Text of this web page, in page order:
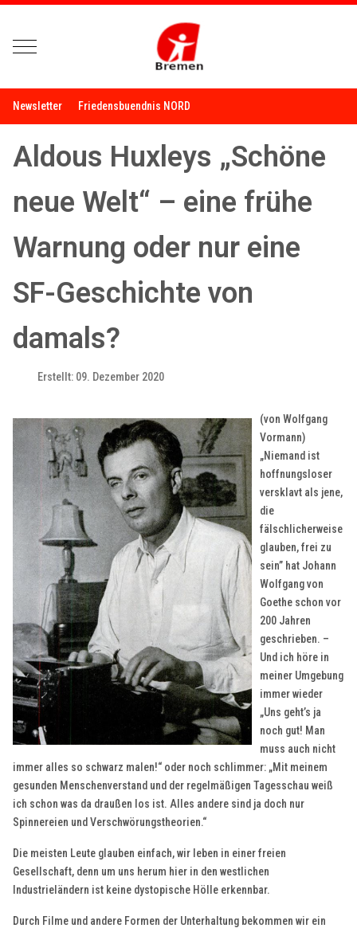
Mobile Menu Toggle
Newsletter Friedensbuendnis NORD
Aldous Huxleys „Schöne
neue Welt“ – eine frühe
Warnung oder nur eine
SF-Geschichte von
damals?
Erstellt: 09. Dezember 2020
(von Wolfgang
Vormann)
„Niemand ist
hoffnungsloser
versklavt als jene,
die
fälschlicherweise
glauben, frei zu
sein” hat Johann
Wolfgang von
Goethe schon vor
200 Jahren
geschrieben. –
Und ich höre in
meiner Umgebung
immer wieder
„Uns geht’s ja
noch gut! Man
muss auch nicht
immer alles so schwarz malen!“ oder noch schlimmer: „Mit meinem
gesunden Menschenverstand und der regelmäßigen Tagesschau weiß
ich schon was da draußen los ist. Alles andere sind ja doch nur
Spinnereien und Verschwörungstheorien.“
Die meisten Leute glauben einfach, wir leben in einer freien
Gesellschaft, denn um uns herum hier in den westlichen
Industrieländern ist keine dystopische Hölle erkennbar.
Durch Filme und andere Formen der Unterhaltung bekommen wir ein